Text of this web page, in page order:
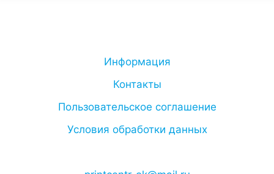
Информация
Контакты
Пользовательское соглашение
Условия обработки данных